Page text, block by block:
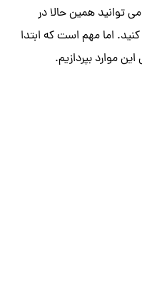
توانید همین حالا در
اما مهم است که ابتدا
موارد بپردازیم.